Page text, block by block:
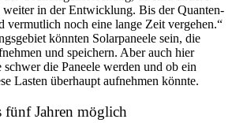
in der Entwicklung. Bis der Quanten-
noch eine lange Zeit vergehen.“
könnten Solarpaneele sein, die
und speichern. Aber auch hier
die Paneele werden und ob ein
Lasten überhaupt aufnehmen könnte.
Jahren möglich